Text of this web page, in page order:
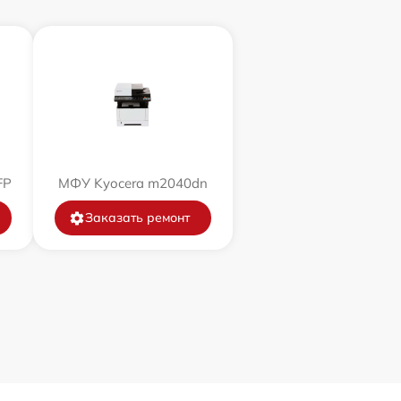
МФУ Kyocera m2040dn
Заказать ремонт